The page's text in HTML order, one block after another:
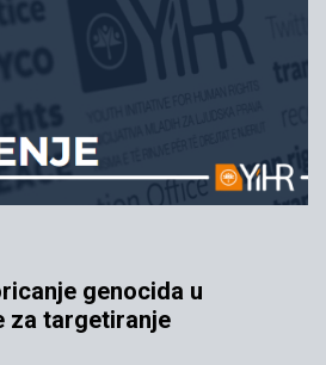
genocida u
za targetiranje